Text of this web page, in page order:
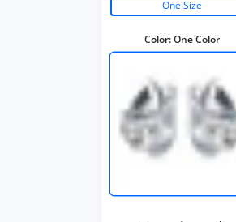
One Size
Color:One Color